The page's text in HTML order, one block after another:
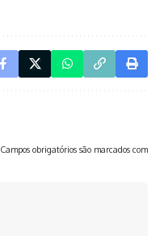
Campos obrigatórios são marcados com